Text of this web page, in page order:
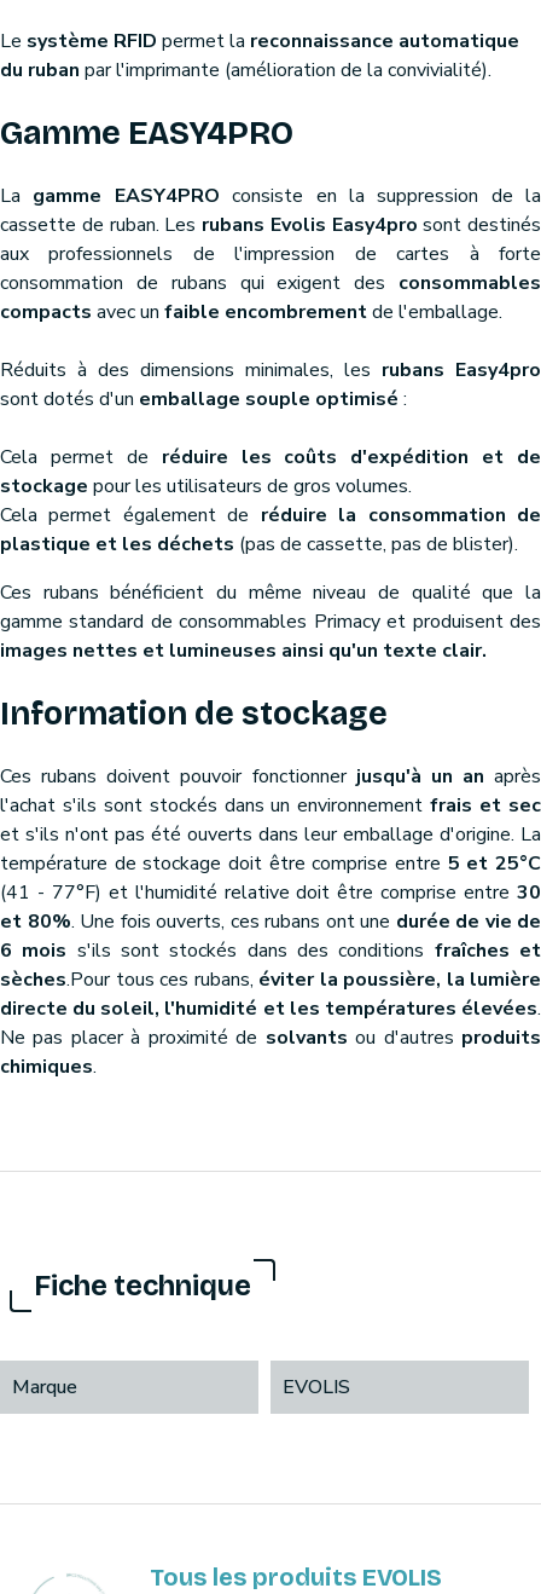
Le système RFID permet la reconnaissance automatique
du ruban par l'imprimante (amélioration de la convivialité).
Gamme EASY4PRO
La gamme EASY4PRO consiste en la suppression de la
cassette de ruban. Les rubans Evolis Easy4pro sont destinés
aux professionnels de l'impression de cartes à forte
consommation de rubans qui exigent des consommables
compacts avec un faible encombrementde l'emballage.
Réduits à des dimensions minimales, les rubans Easy4pro
sont dotés d'un emballage souple optimisé :
Cela permet de réduire les coûts d'expédition et de
stockage pour les utilisateurs de gros volumes.
Cela permet également de réduire la consommation de
plastique et les déchets (pas de cassette, pas de blister).
Ces rubans bénéficient du même niveau de qualité que la
gamme standard de consommables Primacy et produisent des
images nettes et lumineuses ainsi qu'un texte clair.
Information de stockage
Ces rubans doivent pouvoir fonctionner jusqu'à un an après
l'achat s'ils sont stockés dans un environnementfrais et sec
et s'ils n'ont pas été ouverts dans leur emballage d'origine. La
température de stockage doit être comprise entre 5 et 25°C
(41 - 77°F) et l'humidité relative doit être comprise entre 30
et 80%. Une fois ouverts, ces rubans ont une durée de vie de
6 mois s'ils sont stockés dans des conditions fraîches et
sèches.Pour tous ces rubans, éviter la poussière, la lumière
directe du soleil, l'humidité et les températures élevées.
Ne pas placer à proximité de solvants ou d'autres produits
chimiques.
Fiche technique
Marque EVOLIS
Tous les produits EVOLIS